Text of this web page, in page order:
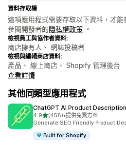
資料存取權
這項應用程式需要存取以下資料，才
參閱開發者的隱私權政策 。
檢視員工與協作者資料:
商店擁有人、 網誌投稿者
檢視與編輯商店資料:
產品、 線上商店、 Shopify 管理後台
查看詳情
其他同類型應用程式
ChatGPT AI Product Description
4.9滿分 5 顆星
(458)
共有 458 則評價
•提供免費方案
Generate SEO Friendly Product
Built for Shopify